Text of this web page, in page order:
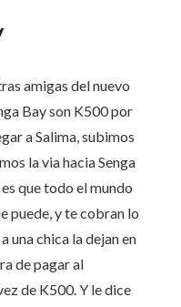
amigas del nuevo
Bay son K500 por
a Salima, subimos
la via hacia Senga
que todo el mundo
puede, y te cobran lo
una chica la dejan en
de pagar al
de K500. Y le dice